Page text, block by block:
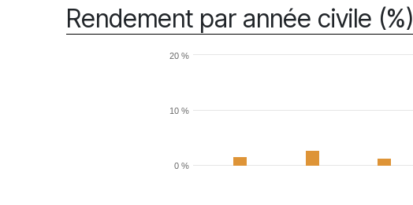
Rendement par année civile (%)
0 %
10 %
20 %